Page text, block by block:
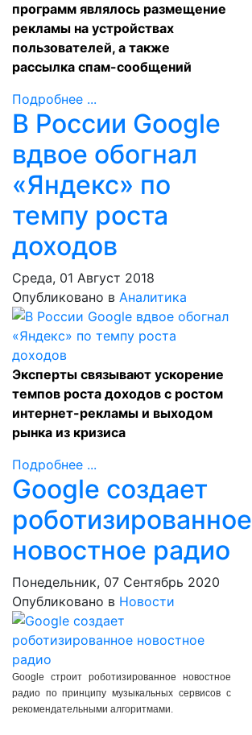
программ являлось размещение
рекламы на устройствах
пользователей, а также
рассылка спам-сообщений
Подробнее ...
В России Google
вдвое обогнал
«Яндекс» по
темпу роста
доходов
Среда, 01 Август 2018
Опубликовано в Аналитика
Эксперты связывают ускорение
темпов роста доходов с ростом
интернет-рекламы и выходом
рынка из кризиса
Подробнее ...
Google создает
роботизированное
новостное радио
Понедельник, 07 Сентябрь 2020
Опубликовано в Новости
Google строит роботизированное новостное
радио по принципу музыкальных сервисов с
рекомендательными алгоритмами.